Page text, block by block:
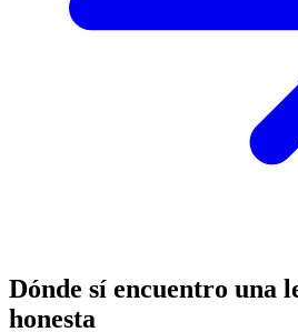
Dónde sí encuentro una
honesta